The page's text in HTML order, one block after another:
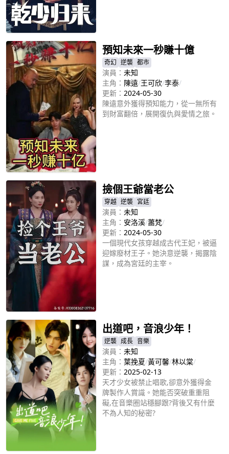
預知未來一秒賺十億
奇幻 逆襲 都市
演員： 未知
主角： 陳遠/王可欣/李泰/
更新： 2024-05-30
陳遠意外獲得預知能力，從一無所有
到財富翻倍，展開復仇與愛情之旅。
撿個王爺當老公
穿越 逆襲 宮廷
演員： 未知
主角： 安洛溪/蕭梵/
更新： 2024-05-30
一個現代女孩穿越成古代王妃，被逼
迎嫁廢材王子。她決意逆襲，揭露陰
謀，成為宮廷的主宰。
出道吧，音浪少年！
逆襲 成長 音樂
演員： 未知
主角： 葉挽夏/黃可馨/林以棠/
更新： 2025-02-13
天才少女被禁止唱歌,卻意外獲得金
牌製作人賞識。她能否突破重重阻
礙,在音樂圈站穩腳跟?背後又有什麼
不為人知的秘密?